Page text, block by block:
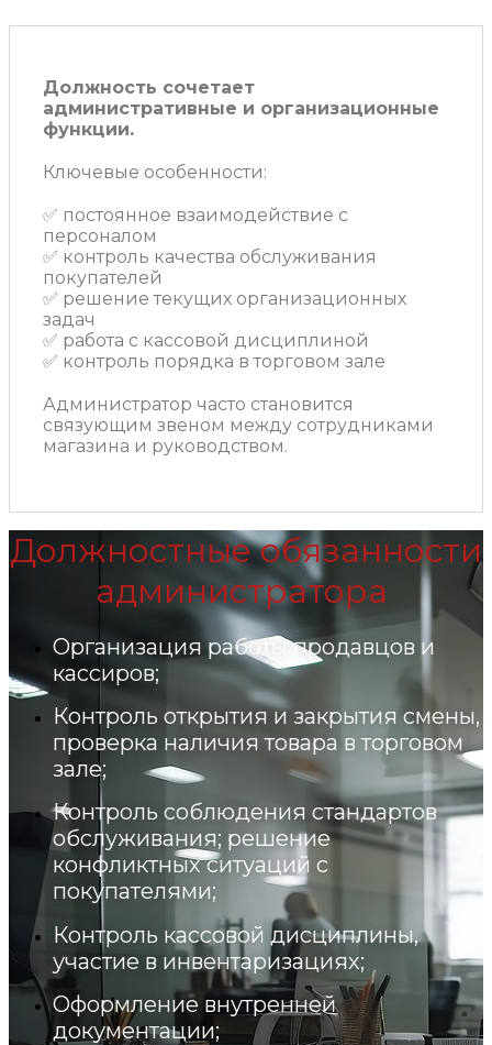
Должность сочетает
административные и организационные
функции.
Ключевые особенности:
✅ постоянное взаимодействие с
персоналом
✅ контроль качества обслуживания
покупателей
✅ решение текущих организационных
задач
✅ работа с кассовой дисциплиной
✅ контроль порядка в торговом зале
Администратор часто становится
связующим звеном между сотрудниками
магазина и руководством.
Должностные обязанности
администратора
Организация работы продавцов и
кассиров;
Контроль открытия и закрытия смены,
проверка наличия товара в торговом
зале;
Контроль соблюдения стандартов
обслуживания; решение
конфликтных ситуаций с
покупателями;
Контроль кассовой дисциплины,
участие в инвентаризациях;
Оформление внутренней
документации;